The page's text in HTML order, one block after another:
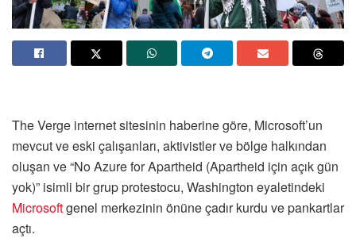
The Verge internet sitesinin haberine göre, Microsoft’un
mevcut ve eski çalışanları, aktivistler ve bölge halkından
oluşan ve “No Azure for Apartheid (Apartheid için açık gün
yok)” isimli bir grup protestocu, Washington eyaletindeki
Microsoftgenel merkezinin önüne çadır kurdu ve pankartlar
açtı.